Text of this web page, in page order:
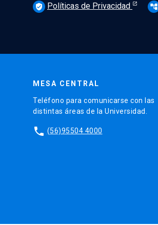
verified_user Políticas de Privacidad account_tree
MESA CENTRAL
Teléfono para comunicarse con las
distintas áreas de la Universidad.
phone (56)95504 4000